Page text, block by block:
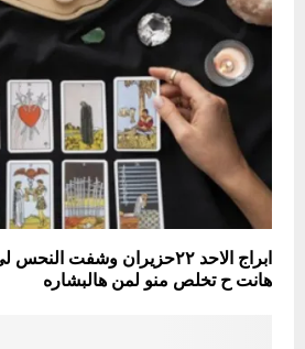
ابراج الاحد ٢٢حزيران وشفت
هانت ح تخلص منو لمن هالبشاره